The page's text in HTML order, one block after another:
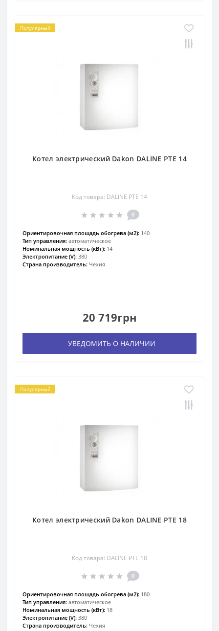
Популярный
Котел электрический Dakon DALINE PTE 14
Код товара: DALINE PTE 14
0
Ориентировочная площадь обогрева (м2): 140
Тип управления: автоматическое
Номинальная мощность (кВт): 14
Электропитание (V): 380
Страна производитель: Чехия
20 719грн
УВЕДОМИТЬ О НАЛИЧИИ
Популярный
Котел электрический Dakon DALINE PTE 18
Код товара: DALINE PTE 18
0
Ориентировочная площадь обогрева (м2): 180
Тип управления: автоматическое
Номинальная мощность (кВт): 18
Электропитание (V): 380
Страна производитель: Чехия